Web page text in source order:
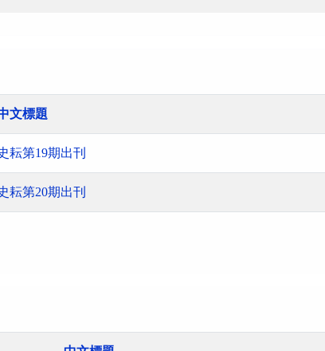
文標題
耘第19期出刊
耘第20期出刊